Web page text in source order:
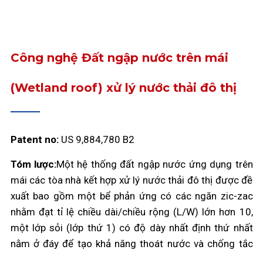
Công nghệ Đất ngập nước trên mái
(Wetland roof) xử lý nước thải đô thị
Patent no:US 9,884,780 B2
Tóm lược:Một hệ thống đất ngập nước ứng dụng trên
mái các tòa nhà kết hợp xử lý nước thải đô thị được đề
xuất bao gồm một bể phản ứng có các ngăn zic-zac
nhằm đạt tỉ lệ chiều dài/chiều rộng (L/W) lớn hơn 10,
một lớp sỏi (lớp thứ 1) có độ dày nhất định thứ nhất
nằm ở đáy để tạo khả năng thoát nước và chống tắc